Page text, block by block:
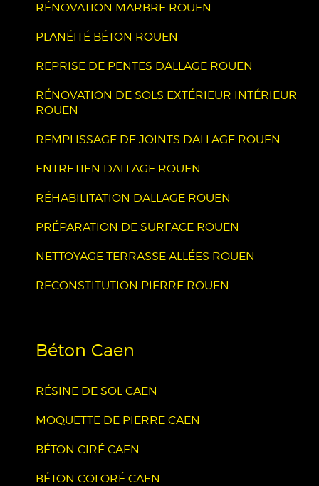
RÉNOVATION MARBRE ROUEN
PLANÉITÉ BÉTON ROUEN
REPRISE DE PENTES DALLAGE ROUEN
RÉNOVATION DE SOLS EXTÉRIEUR INTÉRIEUR
ROUEN
REMPLISSAGE DE JOINTS DALLAGE ROUEN
ENTRETIEN DALLAGE ROUEN
RÉHABILITATION DALLAGE ROUEN
PRÉPARATION DE SURFACE ROUEN
NETTOYAGE TERRASSE ALLÉES ROUEN
RECONSTITUTION PIERRE ROUEN
Béton Caen
RÉSINE DE SOL CAEN
MOQUETTE DE PIERRE CAEN
BÉTON CIRÉ CAEN
BÉTON COLORÉ CAEN